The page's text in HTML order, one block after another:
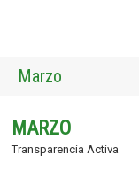
Marzo
MARZO
Transparencia Activa